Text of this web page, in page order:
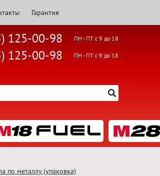
Гарантия
125-00-98 ПН - ПТ с 9 до 18
125-00-98 ПН - ПТ с 9 до 18
по металлу (упаковка)